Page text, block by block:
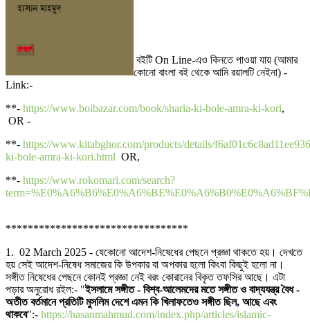
বইটি On Line-এও কিনতে পাওয়া যায় (আমার
কোনো বাংলা বই থেকে আমি রয়ালটি নেইনা) -
Link:-
**- https://www.boibazar.com/book/sharia-ki-bole-amra-ki-kori,
OR -
**- https://www.kitabghor.com/products/details/
ki-bole-amra-ki-kori.html OR,
**- https://www.rokomari.com/search?
*********************************
1. 02 March 2025 - যেকোনো আদেশ-নিষেধের পেছনে প্রজ্ঞা থাকতে হয়। দেখতে
হয় সেই আদেশ-নিষেধ সমাজের কি উপকার বা অপকার হলো কিংবা কিছুই হলো না।
সঙ্গীত নিষেধের পেছনে কোনই প্রজ্ঞা নেই বরং কোরানের বিকৃত তফসির আছে। এটা
পড়ার অনুরোধ রইল:- "ইসলামে সঙ্গীত - বিশ্ব-আলেমদের মতে সঙ্গীত ও বাদ্যযন্ত্র বৈধ -
অতীত বর্তমানে প্রতিটি মুসলিম দেশে এমন কি খিলাফতেও সঙ্গীত ছিল, আছে এবং
থাকবে":- https://hasanmahmud.com/index.php/articles/islamic-